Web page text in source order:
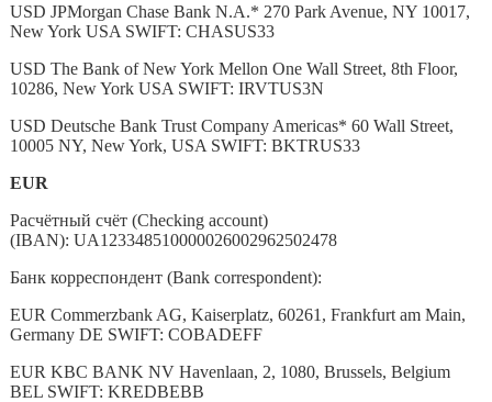
USD JPMorgan Chase Bank N.A.* 270 Park Avenue, NY 10017,
New York USA SWIFT: CHASUS33
USD The Bank of New York Mellon One Wall Street, 8th Floor,
10286, New York USA SWIFT: IRVTUS3N
USD Deutsche Bank Trust Company Americas* 60 Wall Street,
10005 NY, New York, USA SWIFT: BKTRUS33
EUR
Расчётный счёт (Checking account)
(IBAN): UA123348510000026002962502478
Банк корреспондент (Bank correspondent):
EUR Commerzbank AG, Kaiserplatz, 60261, Frankfurt am Main,
Germany DE SWIFT: COBADEFF
EUR KBC BANK NV Havenlaan, 2, 1080, Brussels, Belgium
BEL SWIFT: KREDBEBB